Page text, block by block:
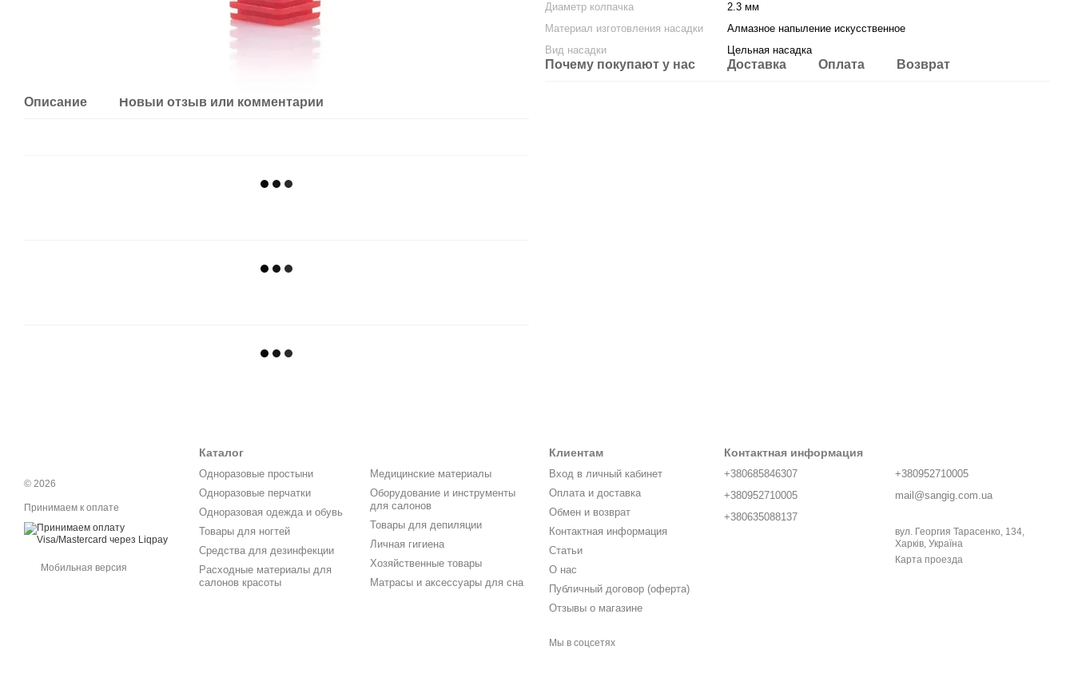
Описание Новый отзыв или комментарий
Диаметр колпачка
2.3 мм
Материал изготовления насадки
Алмазное напыление искусственное
Вид насадки
Цельная насадка
Почему покупают у нас Доставка Оплата Возврат
© 2026
Принимаем к оплате
Мобильная версия
Каталог
Одноразовые простыни
Одноразовые перчатки
Одноразовая одежда и обувь
Товары для ногтей
Средства для дезинфекции
Расходные материалы для
салонов красоты
Медицинские материалы
Оборудование и инструменты
для салонов
Товары для депиляции
Личная гигиена
Хозяйственные товары
Матрасы и аксессуары для сна
Клиентам
Вход в личный кабинет
Оплата и доставка
Обмен и возврат
Контактная информация
Статьи
О нас
Публичный договор (оферта)
Отзывы о магазине
Мы в соцсетях
Контактная информация
+380685846307
+380952710005
+380635088137
+380952710005
mail@sangig.com.ua
вул. Георгия Тарасенко, 134,
Харків, Україна
Карта проезда